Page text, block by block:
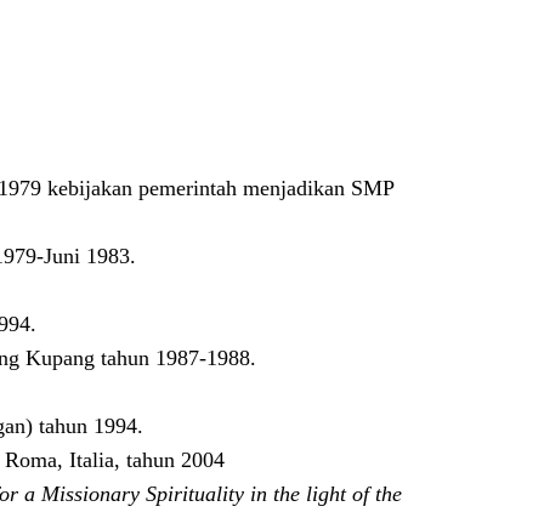
kebijakan pemerintah menjadikan SMP
Juni 1983.
Kupang tahun 1987-1988.
tahun 1994.
Italia, tahun 2004
a Missionary Spirituality in the light of the